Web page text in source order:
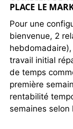
PLACE LE
Pour une
bienvenue, 2
travail initial
de temps
première
rentabilité
semaines